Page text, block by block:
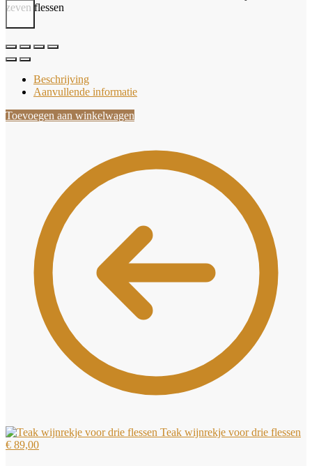
zeven flessen
Beschrijving
Aanvullende informatie
Toevoegen aan winkelwagen
Teak wijnrekje voor drie flessen
€ 89,00